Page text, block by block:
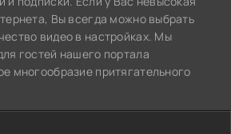
Вы всегда можно выбрать
видео в настройках. Мы
гостей нашего портала
многообразие притягательного